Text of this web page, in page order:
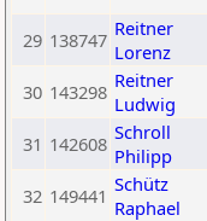
29 138747 Reitner
Lorenz
30 143298 Reitner
Ludwig
31 142608 Schroll
Philipp
32 149441 Schütz
Raphael